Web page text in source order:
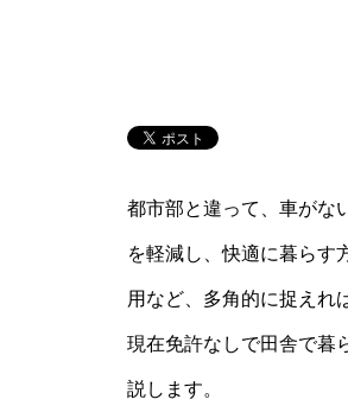
都市部と違って、車がな
を軽減し、快適に暮らす
用など、多角的に捉えれ
現在免許なしで田舎で暮
説します。